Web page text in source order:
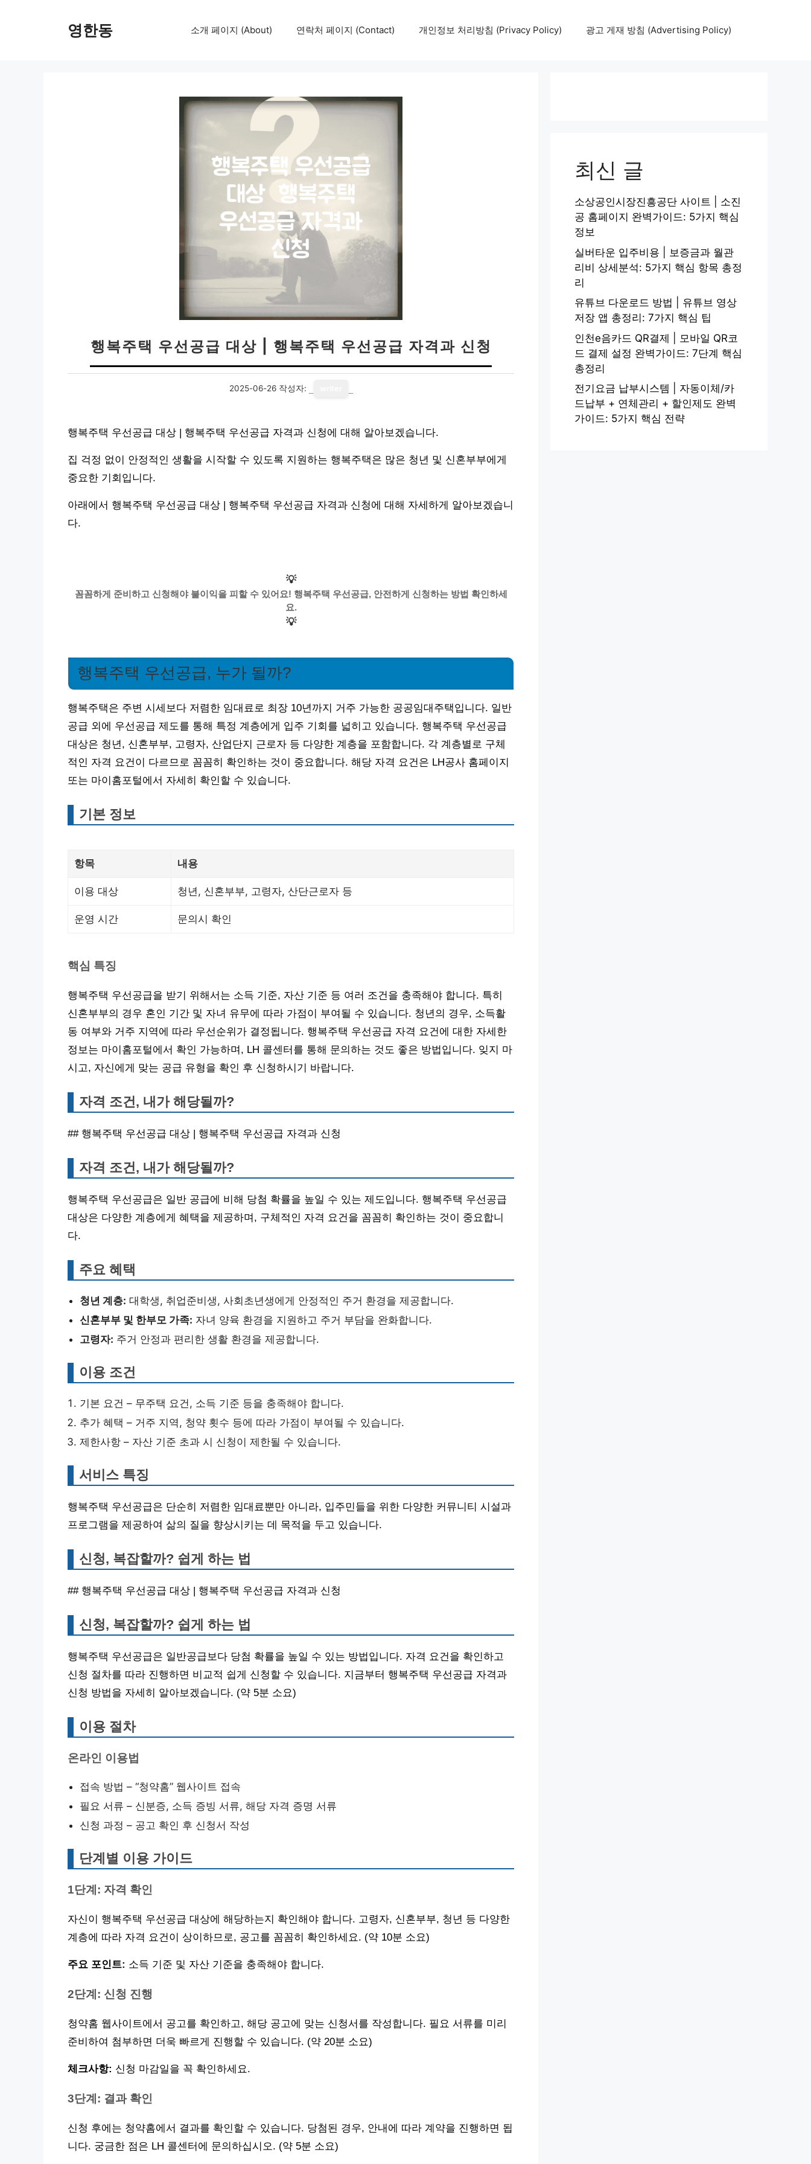
영한동 소개 페이지 (About) 연락처 페이지 (Contact) 개인정보 처리방침 (Privacy Policy) 광고 게재 방침 (Advertising Policy)
행복주택 우선공급 대상 | 행복주택 우선공급 자격과 신청
2025-06-26 작성자:
행복주택 우선공급 대상 | 행복주택 우선공급 자격과 신청에 대해 알아보겠습니다.
집 걱정 없이 안정적인 생활을 시작할 수 있도록 지원하는 행복주택은 많은 청년 및 신혼부부에게
중요한 기회입니다.
아래에서 행복주택 우선공급 대상 | 행복주택 우선공급 자격과 신청에 대해 자세하게 알아보겠습니
다.
💡
꼼꼼하게 준비하고 신청해야 불이익을 피할 수 있어요! 행복주택 우선공급, 안전하게 신청하는 방법 확인하세
요.
💡
행복주택 우선공급, 누가 될까?
행복주택은 주변 시세보다 저렴한 임대료로 최장 10년까지 거주 가능한 공공임대주택입니다. 일반
공급 외에 우선공급 제도를 통해 특정 계층에게 입주 기회를 넓히고 있습니다. 행복주택 우선공급
대상은 청년, 신혼부부, 고령자, 산업단지 근로자 등 다양한 계층을 포함합니다. 각 계층별로 구체
적인 자격 요건이 다르므로 꼼꼼히 확인하는 것이 중요합니다. 해당 자격 요건은 LH공사 홈페이지
또는 마이홈포털에서 자세히 확인할 수 있습니다.
기본 정보
항목 내용
이용 대상 청년, 신혼부부, 고령자, 산단근로자 등
운영 시간 문의시 확인
핵심 특징
행복주택 우선공급을 받기 위해서는 소득 기준, 자산 기준 등 여러 조건을 충족해야 합니다. 특히
신혼부부의 경우 혼인 기간 및 자녀 유무에 따라 가점이 부여될 수 있습니다. 청년의 경우, 소득활
동 여부와 거주 지역에 따라 우선순위가 결정됩니다. 행복주택 우선공급 자격 요건에 대한 자세한
정보는 마이홈포털에서 확인 가능하며, LH 콜센터를 통해 문의하는 것도 좋은 방법입니다. 잊지 마
시고, 자신에게 맞는 공급 유형을 확인 후 신청하시기 바랍니다.
자격 조건, 내가 해당될까?
## 행복주택 우선공급 대상 | 행복주택 우선공급 자격과 신청
자격 조건, 내가 해당될까?
행복주택 우선공급은 일반 공급에 비해 당첨 확률을 높일 수 있는 제도입니다. 행복주택 우선공급
대상은 다양한 계층에게 혜택을 제공하며, 구체적인 자격 요건을 꼼꼼히 확인하는 것이 중요합니
다.
주요 혜택
청년 계층: 대학생, 취업준비생, 사회초년생에게 안정적인 주거 환경을 제공합니다.
신혼부부 및 한부모 가족: 자녀 양육 환경을 지원하고 주거 부담을 완화합니다.
고령자: 주거 안정과 편리한 생활 환경을 제공합니다.
이용 조건
기본 요건 – 무주택 요건, 소득 기준 등을 충족해야 합니다.
추가 혜택 – 거주 지역, 청약 횟수 등에 따라 가점이 부여될 수 있습니다.
제한사항 – 자산 기준 초과 시 신청이 제한될 수 있습니다.
서비스 특징
행복주택 우선공급은 단순히 저렴한 임대료뿐만 아니라, 입주민들을 위한 다양한 커뮤니티 시설과
프로그램을 제공하여 삶의 질을 향상시키는 데 목적을 두고 있습니다.
신청, 복잡할까? 쉽게 하는 법
## 행복주택 우선공급 대상 | 행복주택 우선공급 자격과 신청
신청, 복잡할까? 쉽게 하는 법
행복주택 우선공급은 일반공급보다 당첨 확률을 높일 수 있는 방법입니다. 자격 요건을 확인하고
신청 절차를 따라 진행하면 비교적 쉽게 신청할 수 있습니다. 지금부터 행복주택 우선공급 자격과
신청 방법을 자세히 알아보겠습니다. (약 5분 소요)
이용 절차
온라인 이용법
접속 방법 – “청약홈” 웹사이트 접속
필요 서류 – 신분증, 소득 증빙 서류, 해당 자격 증명 서류
신청 과정 – 공고 확인 후 신청서 작성
단계별 이용 가이드
1단계: 자격 확인
자신이 행복주택 우선공급 대상에 해당하는지 확인해야 합니다. 고령자, 신혼부부, 청년 등 다양한
계층에 따라 자격 요건이 상이하므로, 공고를 꼼꼼히 확인하세요. (약 10분 소요)
주요 포인트: 소득 기준 및 자산 기준을 충족해야 합니다.
2단계: 신청 진행
청약홈 웹사이트에서 공고를 확인하고, 해당 공고에 맞는 신청서를 작성합니다. 필요 서류를 미리
준비하여 첨부하면 더욱 빠르게 진행할 수 있습니다. (약 20분 소요)
체크사항: 신청 마감일을 꼭 확인하세요.
3단계: 결과 확인
신청 후에는 청약홈에서 결과를 확인할 수 있습니다. 당첨된 경우, 안내에 따라 계약을 진행하면 됩
니다. 궁금한 점은 LH 콜센터에 문의하십시오. (약 5분 소요)
최신 글
소상공인시장진흥공단 사이트 | 소진
공 홈페이지 완벽가이드: 5가지 핵심
정보
실버타운 입주비용 | 보증금과 월관
리비 상세분석: 5가지 핵심 항목 총정
리
유튜브 다운로드 방법 | 유튜브 영상
저장 앱 총정리: 7가지 핵심 팁
인천e음카드 QR결제 | 모바일 QR코
드 결제 설정 완벽가이드: 7단계 핵심
총정리
전기요금 납부시스템 | 자동이체/카
드납부 + 연체관리 + 할인제도 완벽
가이드: 5가지 핵심 전략